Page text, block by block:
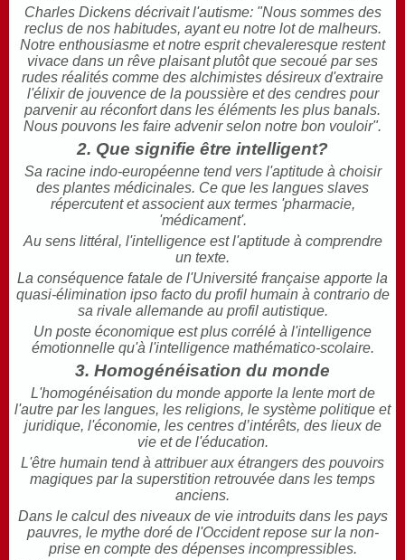
Charles Dickens décrivait l'autisme: "Nous sommes des
reclus de nos habitudes, ayant eu notre lot de malheurs.
Notre enthousiasme et notre esprit chevaleresque restent
vivace dans un rêve plaisant plutôt que secoué par ses
rudes réalités comme des alchimistes désireux d'extraire
l'élixir de jouvence de la poussière et des cendres pour
parvenir au réconfort dans les éléments les plus banals.
Nous pouvons les faire advenir selon notre bon vouloir".
2. Que signifie être intelligent?
Sa racine indo-européenne tend vers l'aptitude à choisir
des plantes médicinales. Ce que les langues slaves
répercutent et associent aux termes 'pharmacie,
'médicament'.
Au sens littéral, l'intelligence est l'aptitude à comprendre
un texte.
La conséquence fatale de l'Université française apporte la
quasi-élimination ipso facto du profil humain à contrario de
sa rivale allemande au profil autistique.
Un poste économique est plus corrélé à l'intelligence
émotionnelle qu'à l'intelligence mathématico-scolaire.
3. Homogénéisation du monde
L'homogénéisation du monde apporte la lente mort de
l'autre par les langues, les religions, le système politique et
juridique, l'économie, les centres d’intérêts, des lieux de
vie et de l'éducation.
L'être humain tend à attribuer aux étrangers des pouvoirs
magiques par la superstition retrouvée dans les temps
anciens.
Dans le calcul des niveaux de vie introduits dans les pays
pauvres, le mythe doré de l'Occident repose sur la non-
prise en compte des dépenses incompressibles.